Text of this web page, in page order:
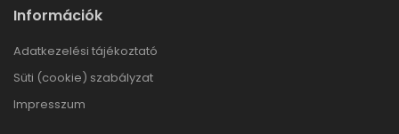
Információk
Adatkezelési tájékoztató
Süti (cookie) szabályzat
Impresszum